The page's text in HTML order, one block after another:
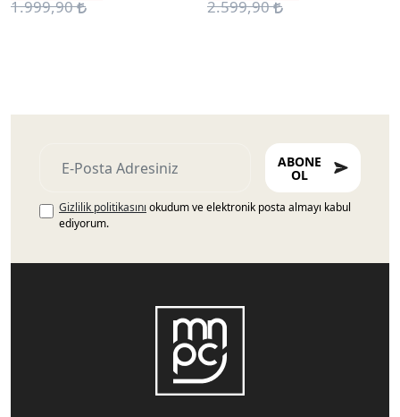
1.999,90
2.599,90
ABONE
OL
Gizlilik politikasını okudum ve elektronik posta almayı kabul
ediyorum.